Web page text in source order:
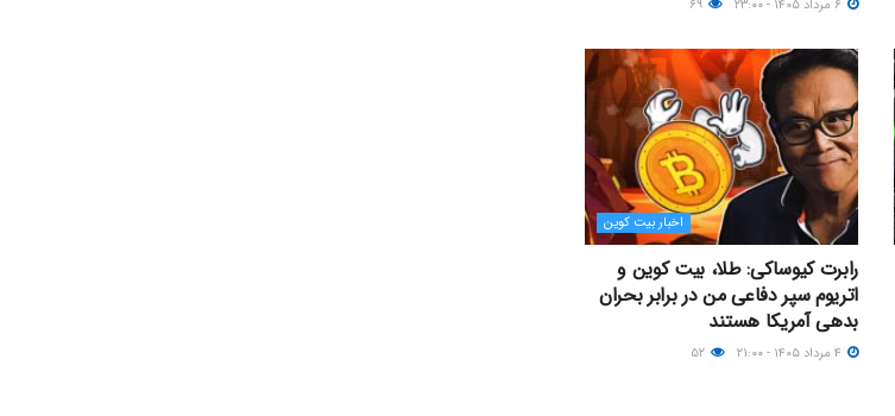
اخبار بیت کوین
رابرت کیوساکی: طلا، بیت کوین و
اتریوم سپر دفاعی من در برابر بحران
بدهی آمریکا هستند